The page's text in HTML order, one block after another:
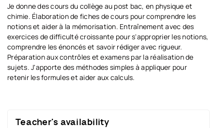
Je donne des cours du collège au post bac, en physique et
chimie. Élaboration de fiches de cours pour comprendre les
notions et aider à la mémorisation. Entraînement avec des
exercices de difficulté croissante pour s'approprier les notions,
comprendre les énoncés et savoir rédiger avec rigueur.
Préparation aux contrôles et examens par la réalisation de
sujets. J'apporte des méthodes simples à appliquer pour
retenir les formules et aider aux calculs.
Teacher's availability